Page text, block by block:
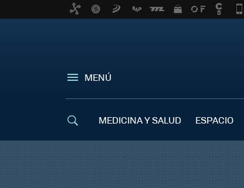
MENÚ
MEDICINA Y SALUD ESPACIO